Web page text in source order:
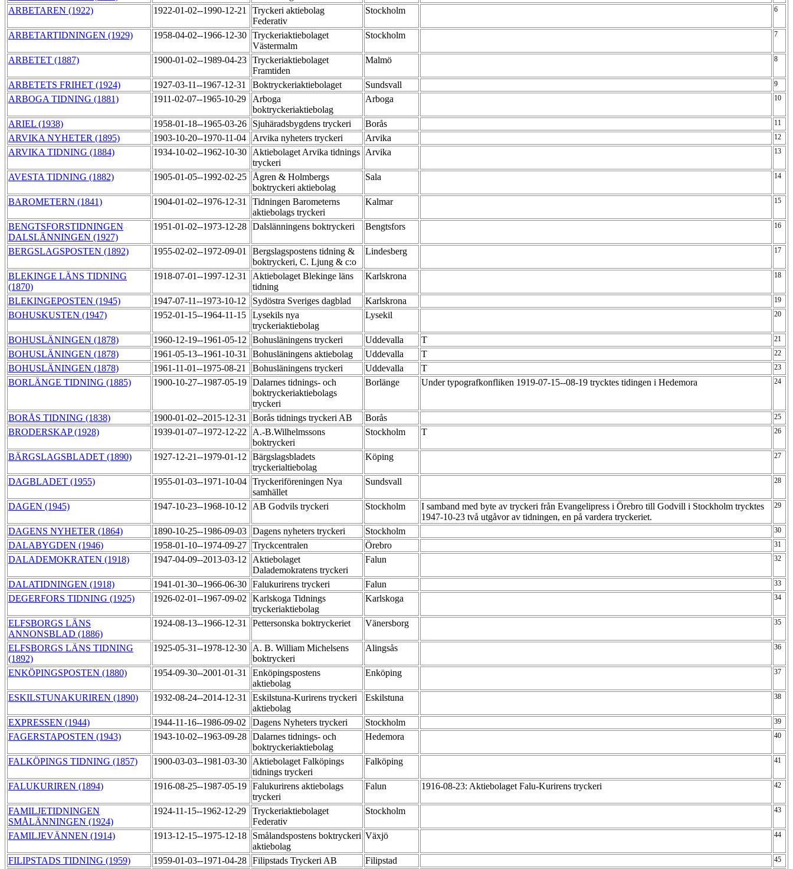
ARBETAREN (1922) 1922-01-02--1990-12-21
Tryckeri aktiebolag
Federativ
Stockholm 6
ARBETARTIDNINGEN (1929) 1958-04-02--1966-12-30 Tryckeriaktiebolaget
Västermalm
Stockholm 7
ARBETET (1887) 1900-01-02--1989-04-23 Tryckeriaktiebolaget
Framtiden
Malmö 8
ARBETETS FRIHET (1924) 1927-03-11--1967-12-31 Boktryckeriaktiebolaget Sundsvall 9
ARBOGA TIDNING (1881) 1911-02-07--1965-10-29
Arboga
boktryckeriaktiebolag
Arboga 10
ARIEL (1938) 1958-01-18--1965-03-26 Sjuhäradsbygdens tryckeri Borås 11
ARVIKA NYHETER (1895) 1903-10-20--1970-11-04 Arvika nyheters tryckeri Arvika 12
ARVIKA TIDNING (1884) 1934-10-02--1962-10-30
Aktiebolaget Arvika tidnings
tryckeri
Arvika 13
AVESTA TIDNING (1882) 1905-01-05--1992-02-25
Ågren & Holmbergs
boktryckeri aktiebolag
Sala 14
BAROMETERN (1841) 1904-01-02--1976-12-31
Tidningen Barometerns
aktiebolags tryckeri
Kalmar 15
BENGTSFORSTIDNINGEN
DALSLÄNNINGEN (1927)
1951-01-02--1973-12-28 Dalslänningens boktryckeri Bengtsfors 16
BERGSLAGSPOSTEN (1892) 1955-02-02--1972-09-01
Bergslagspostens tidning &
boktryckeri, C. Ljung & c:o
Lindesberg 17
BLEKINGE LÄNS TIDNING
(1870)
1918-07-01--1997-12-31
Aktiebolaget Blekinge läns
tidning
Karlskrona 18
BLEKINGEPOSTEN (1945) 1947-07-11--1973-10-12 Sydöstra Sveriges dagblad Karlskrona 19
BOHUSKUSTEN (1947) 1952-01-15--1964-11-15
Lysekils nya
tryckeriaktiebolag
Lysekil 20
BOHUSLÄNINGEN (1878) 1960-12-19--1961-05-12 Bohusläningens tryckeri Uddevalla T 21
BOHUSLÄNINGEN (1878) 1961-05-13--1961-10-31 Bohusläningens aktiebolag Uddevalla T 22
BOHUSLÄNINGEN (1878) 1961-11-01--1975-08-21 Bohusläningens tryckeri Uddevalla T 23
BORLÄNGE TIDNING (1885) 1900-10-27--1987-05-19 Dalarnes tidnings- och
boktryckeriaktiebolags
tryckeri
Borlänge Under typografkonfliken 1919-07-15--08-19 trycktes tidingen i Hedemora 24
BORÅS TIDNING (1838) 1900-01-02--2015-12-31 Borås tidnings tryckeri AB Borås 25
BRODERSKAP (1928) 1939-01-07--1972-12-22
A.-B.Wilhelmssons
boktryckeri
Stockholm T 26
BÄRGSLAGSBLADET (1890) 1927-12-21--1979-01-12
Bärgslagsbladets
tryckerialtiebolag
Köping 27
DAGBLADET (1955) 1955-01-03--1971-10-04 Tryckeriföreningen Nya
samhället
Sundsvall 28
DAGEN (1945) 1947-10-23--1968-10-12 AB Godvils tryckeri Stockholm
I samband med byte av tryckeri från Evangelipress i Örebro till Godvill i Stockholm trycktes
1947-10-23 två utgåvor av tidningen, en på vardera tryckeriet.
29
DAGENS NYHETER (1864) 1890-10-25--1986-09-03 Dagens nyheters tryckeri Stockholm 30
DALABYGDEN (1946) 1958-01-10--1974-09-27 Tryckcentralen Örebro 31
DALADEMOKRATEN (1918) 1947-04-09--2013-03-12
Aktiebolaget
Dalademokratens tryckeri
Falun 32
DALATIDNINGEN (1918) 1941-01-30--1966-06-30 Falukurirens tryckeri Falun 33
DEGERFORS TIDNING (1925) 1926-02-01--1967-09-02
Karlskoga Tidnings
tryckeriaktiebolag
Karlskoga 34
ELFSBORGS LÄNS
ANNONSBLAD (1886)
1924-08-13--1966-12-31 Pettersonska boktryckeriet Vänersborg 35
ELFSBORGS LÄNS TIDNING
(1892)
1925-05-31--1978-12-30
A. B. William Michelsens
boktryckeri
Alingsås 36
ENKÖPINGSPOSTEN (1880) 1954-09-30--2001-01-31
Enköpingspostens
aktiebolag
Enköping 37
ESKILSTUNAKURIREN (1890) 1932-08-24--2014-12-31
Eskilstuna-Kurirens tryckeri
aktiebolag
Eskilstuna 38
EXPRESSEN (1944) 1944-11-16--1986-09-02 Dagens Nyheters tryckeri Stockholm 39
FAGERSTAPOSTEN (1943) 1943-10-02--1963-09-28 Dalarnes tidnings- och
boktryckeriaktiebolag
Hedemora 40
FALKÖPINGS TIDNING (1857) 1900-03-03--1981-03-30
Aktiebolaget Falköpings
tidnings tryckeri
Falköping 41
FALUKURIREN (1894) 1916-08-25--1987-05-19 Falukurirens aktiebolags
tryckeri
Falun 1916-08-23: Aktiebolaget Falu-Kurirens tryckeri 42
FAMILJETIDNINGEN
SMÅLÄNNINGEN (1924)
1924-11-15--1962-12-29
Tryckeriaktiebolaget
Federativ
Stockholm 43
FAMILJEVÄNNEN (1914) 1913-12-15--1975-12-18
Smålandspostens boktryckeri
aktiebolag
Växjö 44
FILIPSTADS TIDNING (1959) 1959-01-03--1971-04-28 Filipstads Tryckeri AB Filipstad 45